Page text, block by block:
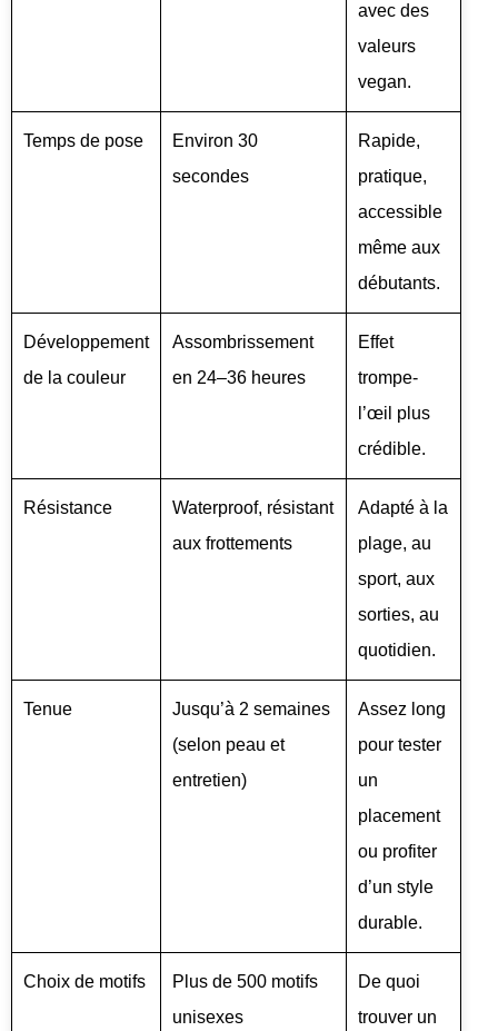
avec des
valeurs
vegan.
Temps de pose
Environ 30
secondes
Rapide,
pratique,
accessible
même aux
débutants.
Développement
de la couleur
Assombrissement
en 24–36 heures
Effet
trompe-
l’œil plus
crédible.
Résistance
Waterproof, résistant
aux frottements
Adapté à la
plage, au
sport, aux
sorties, au
quotidien.
Tenue
Jusqu’à 2 semaines
(selon peau et
entretien)
Assez long
pour tester
un
placement
ou profiter
d’un style
durable.
Choix de motifs
Plus de 500 motifs
unisexes
De quoi
trouver un